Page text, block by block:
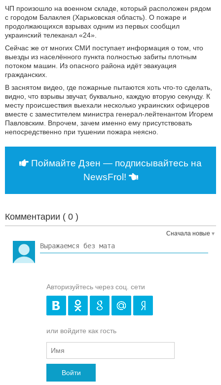
ЭГОИЗМ
БЛОГ
ЧП произошло на военном складе, который расположен рядом
с городом Балаклея (Харьковская область). О пожаре и
продолжающихся взрывах одним из первых сообщил
украинский телеканал «24».
Сейчас же от многих СМИ поступает информация о том, что
выезды из населённого пункта полностью забиты плотным
потоком машин. Из опасного района идёт эвакуация
гражданских.
В заснятом видео, где пожарные пытаются хоть что-то сделать,
видно, что взрывы звучат, буквально, каждую вторую секунду. К
месту происшествия выехали несколько украинских офицеров
вместе с заместителем министра генерал-лейтенантом Игорем
Павловским. Впрочем, зачем именно ему присутствовать
непосредственно при тушении пожара неясно.
Поймайте Дзен — подписывайтесь на
NewsFrol!
Комментарии ( 0 )
Сначала новые
Авторизуйтесь через соц. сети
или войдите как гость
Войти